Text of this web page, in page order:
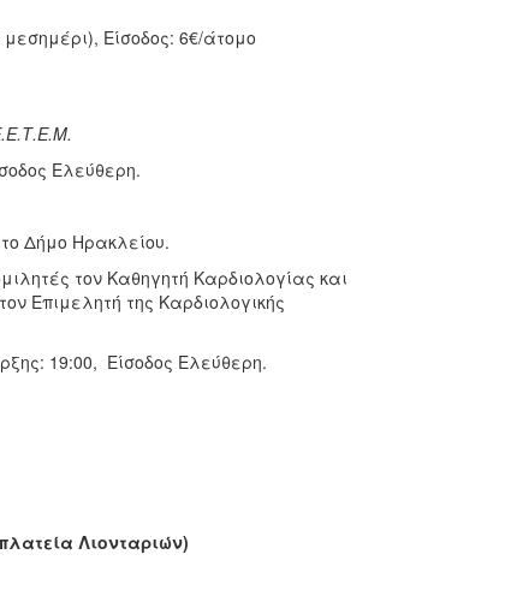
Είσοδος: 6€/άτομο
Ελεύθερη.
Δήμο Ηρακλείου.
τον Καθηγητή Καρδιολογίας και
Επιμελητή της Καρδιολογικής
19:00, Είσοδος Ελεύθερη.
Λιονταριών)